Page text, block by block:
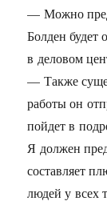
— Можно
Болден будет
в деловом
— Также
работы он
пойдет в
Я должен
составляет
людей у всех